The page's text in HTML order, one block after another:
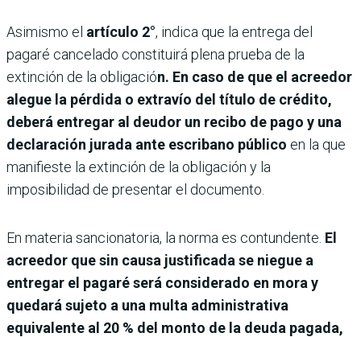
Asimismo el artículo 2°, indica que la entrega del
pagaré cancelado constituirá plena prueba de la
extinción de la obligación. En caso de que el acreedor
alegue la pérdida o extravío del título de crédito,
deberá entregar al deudor un recibo de pago y una
declaración jurada ante escribano público en la que
manifieste la extinción de la obligación y la
imposibilidad de presentar el documento.
En materia sancionatoria, la norma es contundente. El
acreedor que sin causa justificada se niegue a
entregar el pagaré será considerado en mora y
quedará sujeto a una multa administrativa
equivalente al 20 % del monto de la deuda pagada,